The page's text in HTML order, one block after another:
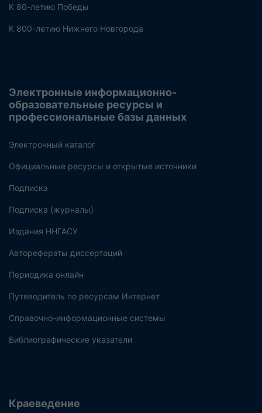
К 80-летию Победы
К 800-летию Нижнего Новгорода
Электронные информационно-
образовательные ресурсы и
профессиональные базы данных
Электронный каталог
Официальные ресурсы и открытые источники
Подписка
Подписка (журналы)
Издания ННГАСУ
Авторефераты диссертаций
Периодика онлайн
Путеводитель по ресурсам Интернет
Справочно-информационные системы
Библиографические указатели
Краеведение